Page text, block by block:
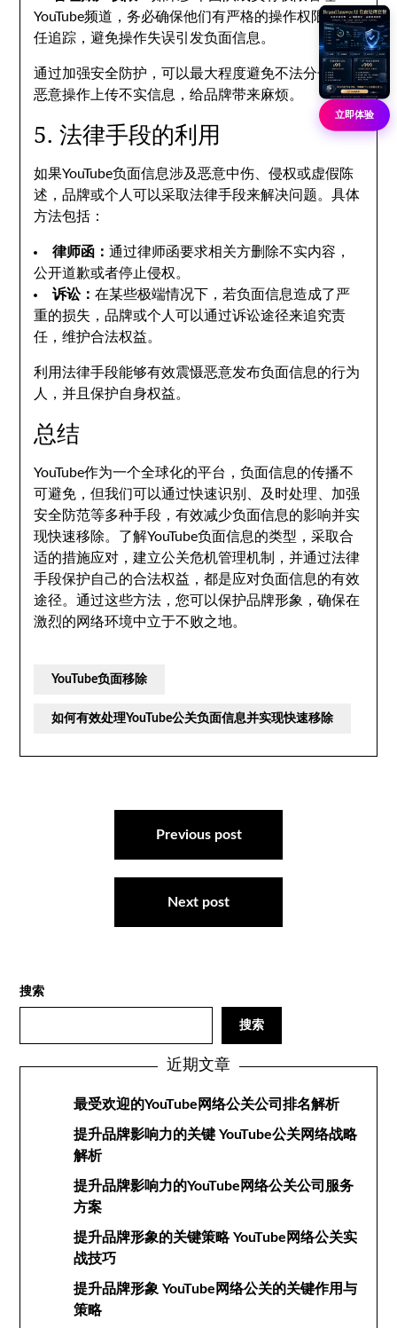
YouTube频道，务必确保他们有严格的操作权限和责
任追踪，避免操作失误引发负面信息。
通过加强安全防护，可以最大程度避免不法分子通过
恶意操作上传不实信息，给品牌带来麻烦。
5. 法律手段的利用
如果YouTube负面信息涉及恶意中伤、侵权或虚假陈
述，品牌或个人可以采取法律手段来解决问题。具体
方法包括：
律师函：通过律师函要求相关方删除不实内容，
公开道歉或者停止侵权。
诉讼：在某些极端情况下，若负面信息造成了严
重的损失，品牌或个人可以通过诉讼途径来追究责
任，维护合法权益。
利用法律手段能够有效震慑恶意发布负面信息的行为
人，并且保护自身权益。
总结
YouTube作为一个全球化的平台，负面信息的传播不
可避免，但我们可以通过快速识别、及时处理、加强
安全防范等多种手段，有效减少负面信息的影响并实
现快速移除。了解YouTube负面信息的类型，采取合
适的措施应对，建立公关危机管理机制，并通过法律
手段保护自己的合法权益，都是应对负面信息的有效
途径。通过这些方法，您可以保护品牌形象，确保在
激烈的网络环境中立于不败之地。
YouTube负面移除
如何有效处理YouTube公关负面信息并实现快速移除
Previous post
Next post
搜索
搜索
近期文章
最受欢迎的YouTube网络公关公司排名解析
提升品牌影响力的关键 YouTube公关网络战略
解析
提升品牌影响力的YouTube网络公关公司服务
方案
提升品牌形象的关键策略 YouTube网络公关实
战技巧
提升品牌形象 YouTube网络公关的关键作用与
策略
立即体验